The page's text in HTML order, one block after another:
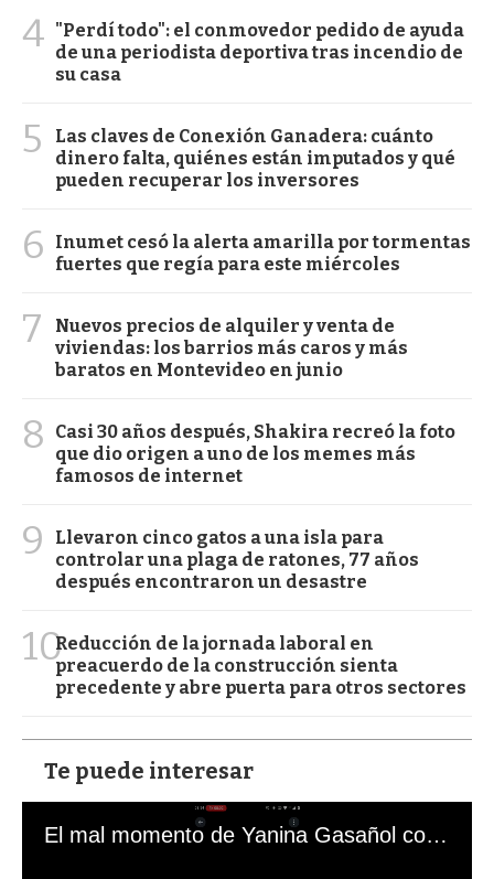
4 "Perdí todo": el conmovedor pedido de ayuda
de una periodista deportiva tras incendio de
su casa
5
Las claves de Conexión Ganadera: cuánto
dinero falta, quiénes están imputados y qué
pueden recuperar los inversores
6
Inumet cesó la alerta amarilla por tormentas
fuertes que regía para este miércoles
7
Nuevos precios de alquiler y venta de
viviendas: los barrios más caros y más
baratos en Montevideo en junio
8
Casi 30 años después, Shakira recreó la foto
que dio origen a uno de los memes más
famosos de internet
9
Llevaron cinco gatos a una isla para
controlar una plaga de ratones, 77 años
después encontraron un desastre
10Reducción de la jornada laboral en
preacuerdo de la construcción sienta
precedente y abre puerta para otros sectores
Te puede interesar
El mal momento de Yanina Gasañol con un hincha argentino en "Subrayado"